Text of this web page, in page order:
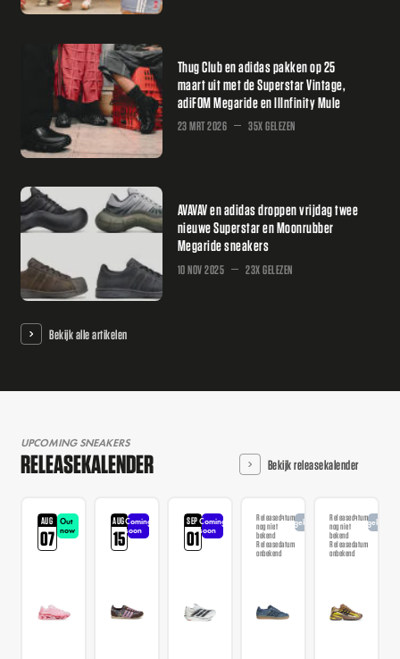
Thug Club en adidas pakken op 25
maart uit met de Superstar Vintage,
adiFOM Megaride en IIInfinity Mule
23 MRT 2026 35X GELEZEN
AVAVAV en adidas droppen vrijdag twee
nieuwe Superstar en Moonrubber
Megaride sneakers
10 NOV 2025 23X GELEZEN
Bekijk alle artikelen
UPCOMING SNEAKERS
RELEASEKALENDER Bekijk releasekalender
AUG
07
Out
now
AUG
15
Coming
soon
SEP
01
Coming
soon
Releasedatum
nog niet
bekend
Releasedatum
onbekend
AangekondigdReleasedatum
nog niet
bekend
Releasedatum
onbekend